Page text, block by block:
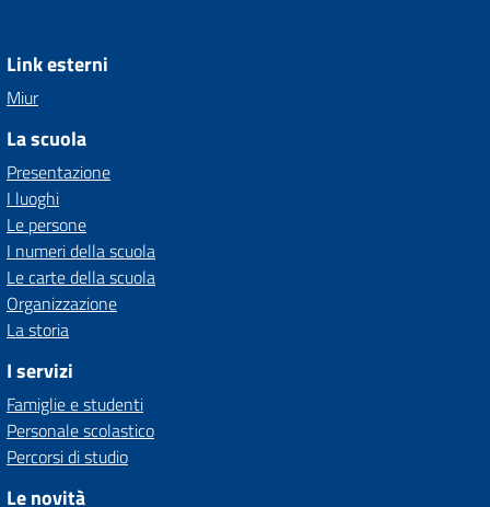
Link esterni
Miur
La scuola
Presentazione
I luoghi
Le persone
I numeri della scuola
Le carte della scuola
Organizzazione
La storia
I servizi
Famiglie e studenti
Personale scolastico
Percorsi di studio
Le novità